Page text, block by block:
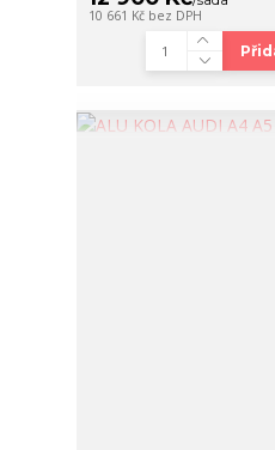
10 661 Kč bez DPH